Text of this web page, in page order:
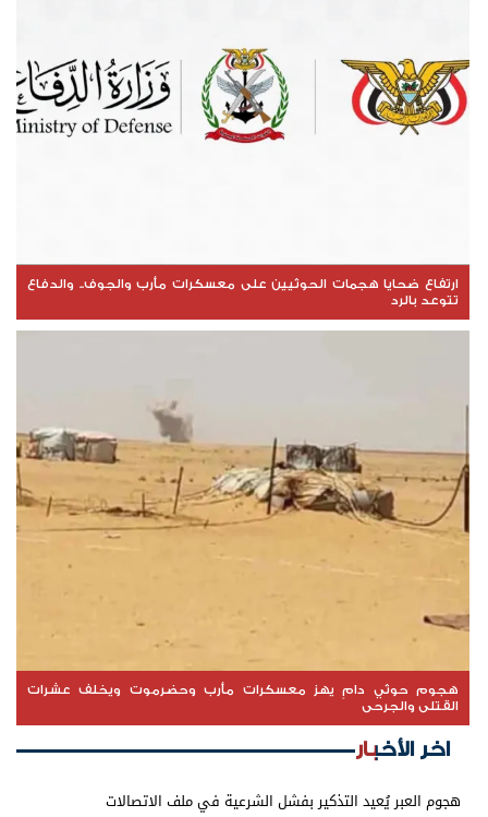
ارتفاع ضحايا هجمات الحوثيين على معسكرات مأرب والجوف.. والدفاع
تتوعد بالرد
هجوم حوثي دامٍ يهز معسكرات مأرب وحضرموت ويخلف عشرات
القتلى والجرحى
اخر الأخبار
هجوم العبر يُعيد التذكير بفشل الشرعية في ملف الاتصالات